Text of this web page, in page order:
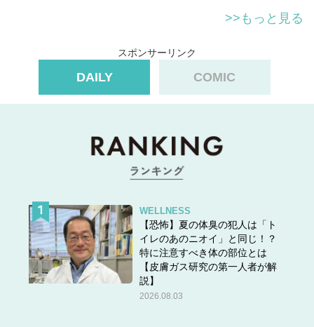
この場所はとっても人気があるんだ。
元々旅行業界などで使われていた「インバウンド」という
海外のみなさんが口をそろえて言うのは、
行者に対して使うのか！？ということです。
外国から製品や果物など、品物が入ってくるという意味の
ため、観光客の皆さんに対しては「tourist(s)」を使って
ほしいなと思います。
>>もっと見る
スポンサーリンク
DAILY COMIC
WELLNESS
【恐怖】夏の体臭の犯人は「ト
イレのあのニオイ」と同じ！？
特に注意すべき体の部位とは
【皮膚ガス研究の第一人者が解
説】
2026.08.03